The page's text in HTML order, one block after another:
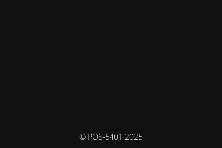
© POS-5401 2025